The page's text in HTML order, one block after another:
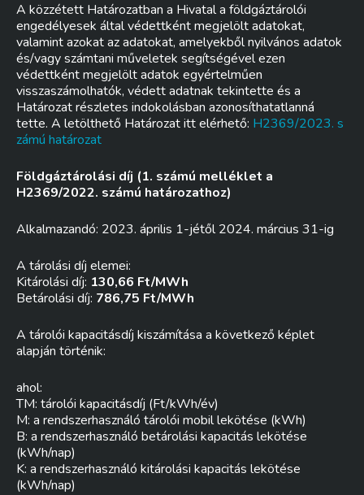
A közzétett Határozatban a Hivatal a földgáztárolói
engedélyesek által védettként megjelölt adatokat,
valamint azokat az adatokat, amelyekből nyilvános adatok
és/vagy számtani műveletek segítségével ezen
védettként megjelölt adatok egyértelműen
visszaszámolhatók, védett adatnak tekintette és a
Határozat részletes indokolásban azonosíthatatlanná
tette. A letölthető Határozat itt elérhető: H2369/2023. s
zámú határozat
Földgáztárolási díj (1. számú melléklet a
H2369/2022. számú határozathoz)
Alkalmazandó: 2023. április 1-jétől 2024. március 31-ig
A tárolási díj elemei:
Kitárolási díj: 130,66 Ft/MWh
Betárolási díj: 786,75 Ft/MWh
A tárolói kapacitásdíj kiszámítása a következő képlet
alapján történik:
ahol:
TM: tárolói kapacitásdíj (Ft/kWh/év)
M: a rendszerhasználó tárolói mobil lekötése (kWh)
B: a rendszerhasználó betárolási kapacitás lekötése
(kWh/nap)
K: a rendszerhasználó kitárolási kapacitás lekötése
(kWh/nap)